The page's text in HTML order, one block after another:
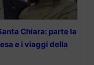
Chiara: parte la
e i viaggi della